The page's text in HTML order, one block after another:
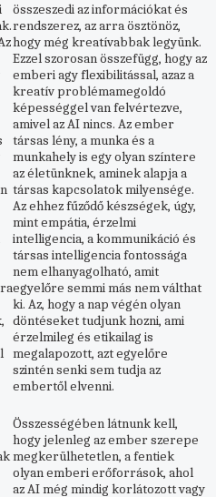
összeszedi az információkat és
rendszerez, az arra ösztönöz,
hogy még kreatívabbak legyünk.
Ezzel szorosan összefügg, hogy az
emberi agy flexibilitással, azaz a
kreatív problémamegoldó
képességgel van felvértezve,
amivel az AI nincs. Az ember
társas lény, a munka és a
munkahely is egy olyan színtere
az életünknek, aminek alapja a
társas kapcsolatok milyensége.
Az ehhez fűződő készségek, úgy,
mint empátia, érzelmi
intelligencia, a kommunikáció és
társas intelligencia fontossága
nem elhanyagolható, amit
egyelőre semmi más nem válthat
ki. Az, hogy a nap végén olyan
döntéseket tudjunk hozni, ami
érzelmileg és etikailag is
megalapozott, azt egyelőre
szintén senki sem tudja az
embertől elvenni.
Összességében látnunk kell,
hogy jelenleg az ember szerepe
megkerülhetetlen, a fentiek
olyan emberi erőforrások, ahol
az AI még mindig korlátozott vagy